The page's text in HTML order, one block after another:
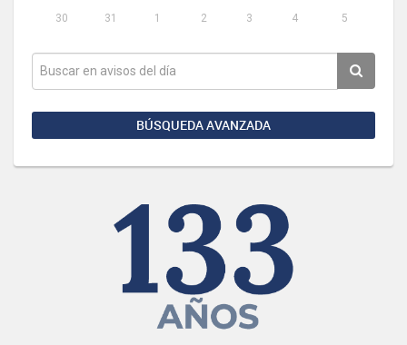
30
31 1 2 3 4 5
BÚSQUEDA AVANZADA